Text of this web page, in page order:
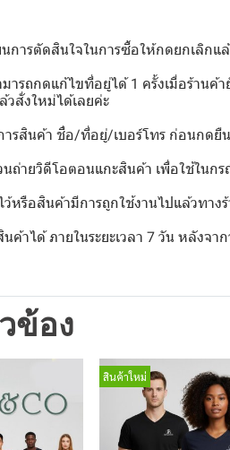
การตัดสินใจในการซื้อให้กดยกเลิกแ
ารถกดแก้ไขที่อยู่ได้ 1 ครั้งเมื่อร้าน
วสั่งใหม่ได้เลยค่ะ
รสินค้า ชื่อ/ที่อยู่/เบอร์โทร ก่อนกดยื
ถ่ายวิดีโอตอนแกะสินค้า เพื่อใช้ใน
หรือสินค้ามีการถูกใช้งานไปแล้วทา
ค้าได้ ภายในระยะเวลา 7 วัน หลังจ
ข้อง
สินค้าใหม่